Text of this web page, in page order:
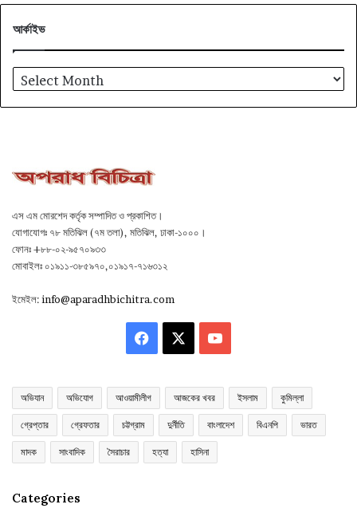
আর্কাইভ
আর্কাইভ
এস এম মোরশেদ কর্তৃক সম্পাদিত ও প্রকাশিত।
যোগাযোগঃ ৭৮ মতিঝিল (৭ম তলা), মতিঝিল, ঢাকা-১০০০।
ফোনঃ +৮৮-০২-৯৫৭০৯৩৩
মোবাইলঃ ০১৯১১-৩৮৫৯৭০,০১৯১৭-৭১৬৩১২
ইমেইল:info@aparadhbichitra.com
Facebook YouTube
অভিযান অভিযোগ আওয়ামীলীগ আজকের খবর ইসলাম কুমিল্লা
গ্রেপ্তার গ্রেফতার চট্টগ্রাম দুর্নীতি বাংলাদেশ বিএনপি ভারত
মাদক সাংবাদিক সৈরাচার হত্যা হাসিনা
Categories